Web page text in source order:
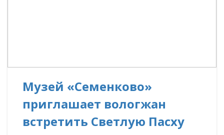
Музей «Семенково»
приглашает вологжан
встретить Светлую Пасху